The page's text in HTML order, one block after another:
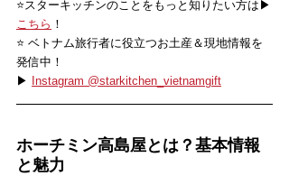
⭐️スターキッチンのことをもっと知りたい方は▶
こちら ！
⭐️ ベトナム旅行者に役立つお土産＆現地情報を
発信中！
▶
Instagram @starkitchen_vietnamgift
ホーチミン高島屋とは？基本情報
と魅力